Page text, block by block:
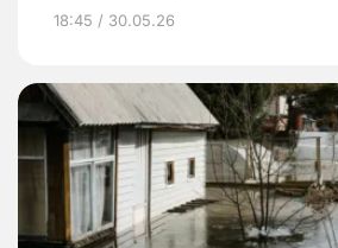
18:45 / 30.05.26